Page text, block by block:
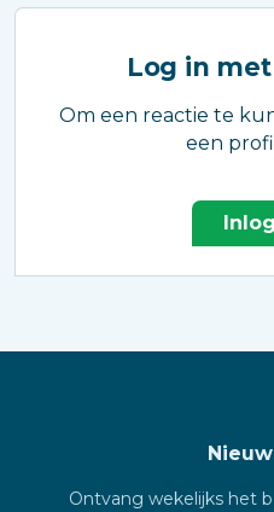
Log in
Om een reactie te
een
Ontvang wekelijks het